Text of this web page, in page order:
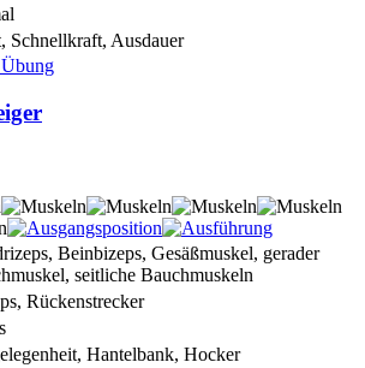
Schnellkraft, Ausdauer
Beinbizeps, Gesäßmuskel, gerader
seitliche Bauchmuskeln
Rückenstrecker
Hantelbank, Hocker